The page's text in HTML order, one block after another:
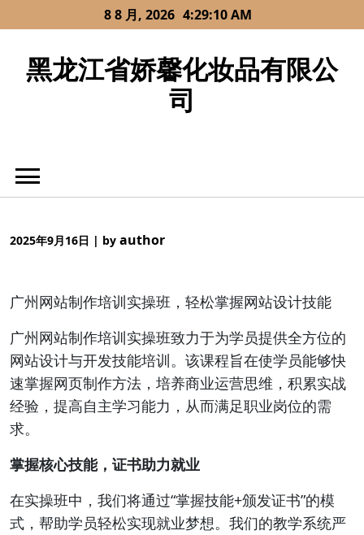
to
8 8 月, 2026 4:29:10 AM
黑龙江省娇馨化妆品有限公
司
2025年9月16日 | by author
广州网站制作培训实操班，轻松掌握网站设计技能
广州网站制作培训实操班致力于为学员提供全方位的
网站设计与开发技能培训。该课程旨在使学员能够快
速掌握网页制作方法，培养商业运营思维，积累实战
经验，提高自主学习能力，从而满足职业岗位的需
求。
掌握核心技能，证书助力就业
在实操班中，我们将通过“掌握技能+颁发证书”的模
式，帮助学员轻松实现就业梦想。我们的教学系统严